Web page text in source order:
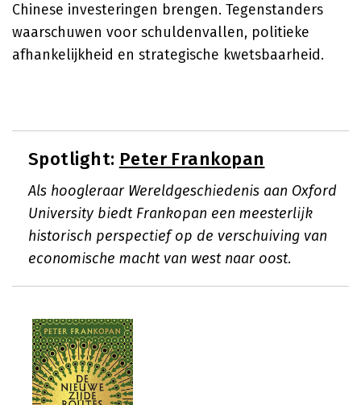
Chinese investeringen brengen. Tegenstanders
waarschuwen voor schuldenvallen, politieke
afhankelijkheid en strategische kwetsbaarheid.
Spotlight: Peter Frankopan
Als hoogleraar Wereldgeschiedenis aan Oxford
University biedt Frankopan een meesterlijk
historisch perspectief op de verschuiving van
economische macht van west naar oost.